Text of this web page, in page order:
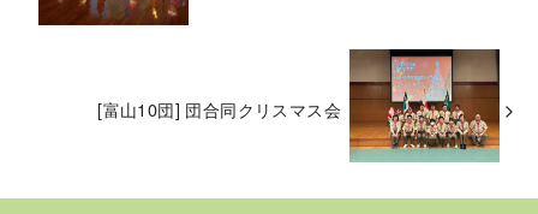
[富山10団] 団合同クリスマス会